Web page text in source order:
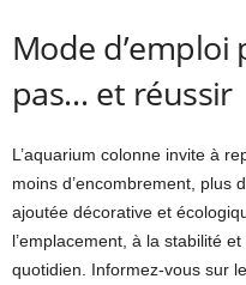
Mode
pas… et réussir
L’aquarium colonne invite à
moins d’encombrement, plus
ajoutée décorative et
l’emplacement, à la stabilité
quotidien. Informez-vous sur